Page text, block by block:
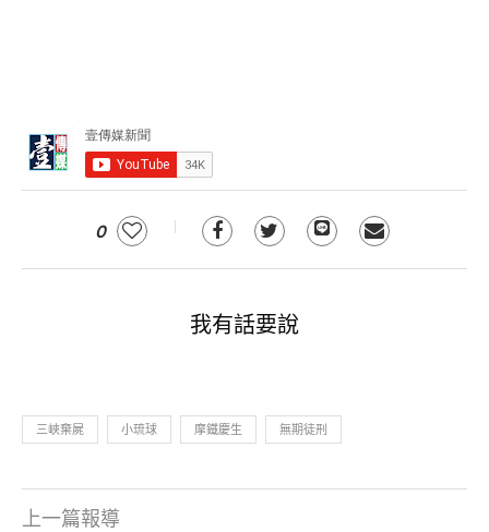
0
我有話要說
三峽棄屍 小琉球 摩鐵慶生 無期徒刑
上一篇報導